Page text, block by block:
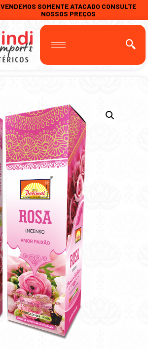
VENDEMOS SOMENTE ATACADO CONSULTE
NOSSOS PREÇOS